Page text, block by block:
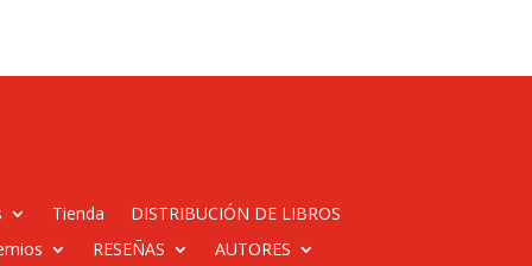
Tienda
DISTRIBUCIÓN DE LIBROS
RESEÑAS AUTORES